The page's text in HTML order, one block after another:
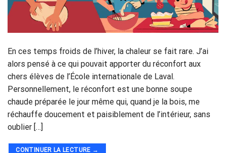
En ces temps froids de l’hiver, la chaleur se fait rare. J’ai
alors pensé à ce qui pouvait apporter du réconfort aux
chers élèves de l’École internationale de Laval.
Personnellement, le réconfort est une bonne soupe
chaude préparée le jour même qui, quand je la bois, me
réchauffe doucement et paisiblement de l’intérieur, sans
oublier […]
CONTINUER LA LECTURE →